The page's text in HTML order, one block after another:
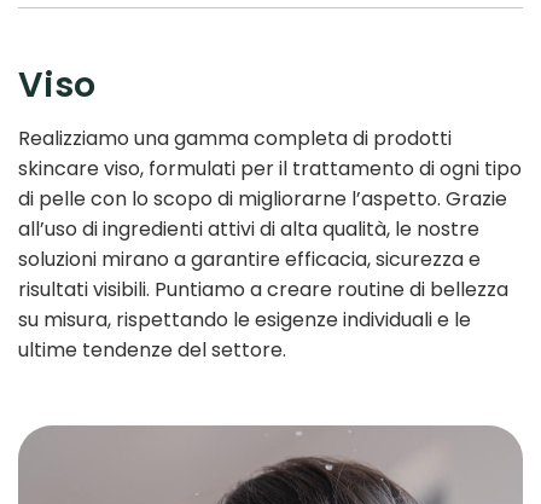
Viso
Realizziamo una gamma completa di prodotti
skincare viso, formulati per il trattamento di ogni tipo
di pelle con lo scopo di migliorarne l’aspetto. Grazie
all’uso di ingredienti attivi di alta qualità, le nostre
soluzioni mirano a garantire efficacia, sicurezza e
risultati visibili. Puntiamo a creare routine di bellezza
su misura, rispettando le esigenze individuali e le
ultime tendenze del settore.